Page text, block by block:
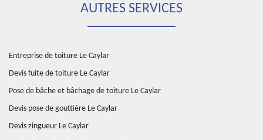
AUTRES SERVICES
Entreprise de toiture Le Caylar
Devis fuite de toiture Le Caylar
Pose de bâche et bâchage de toiture Le Caylar
Devis pose de gouttière Le Caylar
Devis zingueur Le Caylar